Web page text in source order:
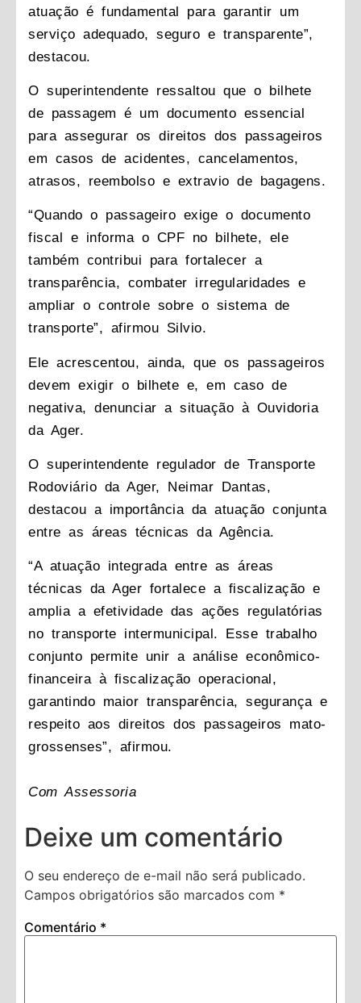
atuação é fundamental para garantir um
serviço adequado, seguro e transparente”,
destacou.
O superintendente ressaltou que o bilhete
de passagem é um documento essencial
para assegurar os direitos dos passageiros
em casos de acidentes, cancelamentos,
atrasos, reembolso e extravio de bagagens.
“Quando o passageiro exige o documento
fiscal e informa o CPF no bilhete, ele
também contribui para fortalecer a
transparência, combater irregularidades e
ampliar o controle sobre o sistema de
transporte”, afirmou Silvio.
Ele acrescentou, ainda, que os passageiros
devem exigir o bilhete e, em caso de
negativa, denunciar a situação à Ouvidoria
da Ager.
O superintendente regulador de Transporte
Rodoviário da Ager, Neimar Dantas,
destacou a importância da atuação conjunta
entre as áreas técnicas da Agência.
“A atuação integrada entre as áreas
técnicas da Ager fortalece a fiscalização e
amplia a efetividade das ações regulatórias
no transporte intermunicipal. Esse trabalho
conjunto permite unir a análise econômico-
financeira à fiscalização operacional,
garantindo maior transparência, segurança e
respeito aos direitos dos passageiros mato-
grossenses”, afirmou.
Com Assessoria
Deixe um comentário
O seu endereço de e-mail não será publicado.
Campos obrigatórios são marcados com *
Comentário *